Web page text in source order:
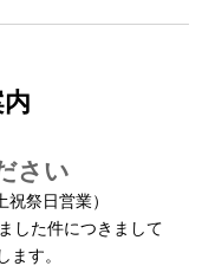
さい
祭日営業）
した件につきまして
ます。